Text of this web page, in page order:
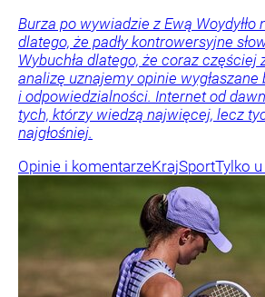
Burza po wywiadzie z Ewą Woydyłło
dlatego, że padły kontrowersyjne
Wybuchła dlatego, że coraz częściej
analizę uznajemy opinie
i odpowiedzialności. Internet od
tych, którzy wiedzą najwięcej, lecz
najgłośniej.
Opinie i komentarzeKrajSportTylko